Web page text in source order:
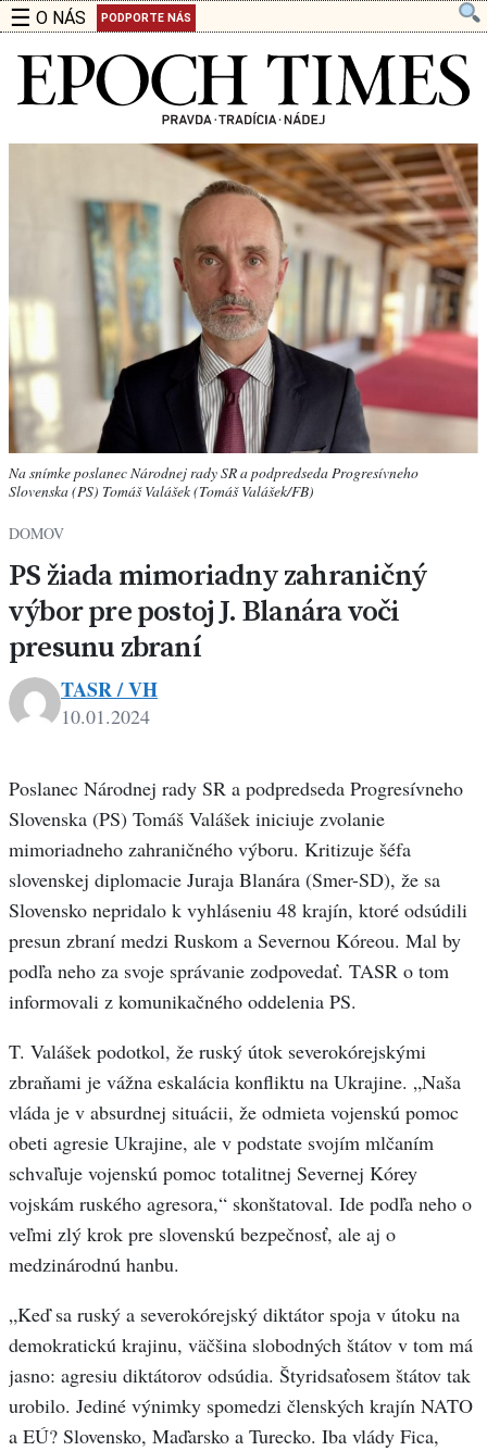
☰ O NÁS PODPORTE NÁS
Na snímke poslanec Národnej rady SR a podpredseda Progresívneho
Slovenska (PS) Tomáš Valášek (Tomáš Valášek/FB)
DOMOV
PS žiada mimoriadny zahraničný
výbor pre postoj J. Blanára voči
presunu zbraní
TASR / VH
10.01.2024
Poslanec Národnej rady SR a podpredseda Progresívneho
Slovenska (PS) Tomáš Valášek iniciuje zvolanie
mimoriadneho zahraničného výboru. Kritizuje šéfa
slovenskej diplomacie Juraja Blanára (Smer-SD), že sa
Slovensko nepridalo k vyhláseniu 48 krajín, ktoré odsúdili
presun zbraní medzi Ruskom a Severnou Kóreou. Mal by
podľa neho za svoje správanie zodpovedať. TASR o tom
informovali z komunikačného oddelenia PS.
T. Valášek podotkol, že ruský útok severokórejskými
zbraňami je vážna eskalácia konfliktu na Ukrajine. „Naša
vláda je v absurdnej situácii, že odmieta vojenskú pomoc
obeti agresie Ukrajine, ale v podstate svojím mlčaním
schvaľuje vojenskú pomoc totalitnej Severnej Kórey
vojskám ruského agresora,“ skonštatoval. Ide podľa neho o
veľmi zlý krok pre slovenskú bezpečnosť, ale aj o
medzinárodnú hanbu.
„Keď sa ruský a severokórejský diktátor spoja v útoku na
demokratickú krajinu, väčšina slobodných štátov v tom má
jasno: agresiu diktátorov odsúdia. Štyridsaťosem štátov tak
urobilo. Jediné výnimky spomedzi členských krajín NATO
a EÚ? Slovensko, Maďarsko a Turecko. Iba vlády Fica,